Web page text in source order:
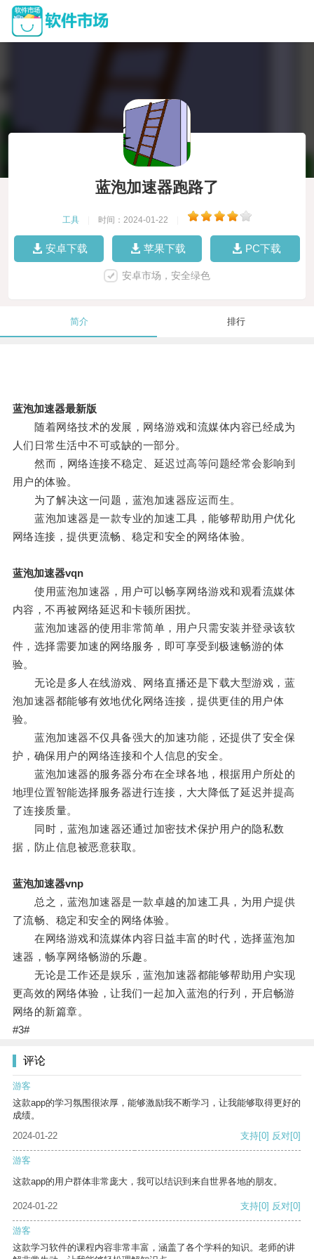
蓝泡加速器跑路了
工具 时间：2024-01-22
安卓下载 苹果下载 PC下载
安卓市场，安全绿色
简介 排行
蓝泡加速器最新版
随着网络技术的发展，网络游戏和流媒体内容已经成为
人们日常生活中不可或缺的一部分。
然而，网络连接不稳定、延迟过高等问题经常会影响到
用户的体验。
为了解决这一问题，蓝泡加速器应运而生。
蓝泡加速器是一款专业的加速工具，能够帮助用户优化
网络连接，提供更流畅、稳定和安全的网络体验。
蓝泡加速器vqn
使用蓝泡加速器，用户可以畅享网络游戏和观看流媒体
内容，不再被网络延迟和卡顿所困扰。
蓝泡加速器的使用非常简单，用户只需安装并登录该软
件，选择需要加速的网络服务，即可享受到极速畅游的体
验。
无论是多人在线游戏、网络直播还是下载大型游戏，蓝
泡加速器都能够有效地优化网络连接，提供更佳的用户体
验。
蓝泡加速器不仅具备强大的加速功能，还提供了安全保
护，确保用户的网络连接和个人信息的安全。
蓝泡加速器的服务器分布在全球各地，根据用户所处的
地理位置智能选择服务器进行连接，大大降低了延迟并提高
了连接质量。
同时，蓝泡加速器还通过加密技术保护用户的隐私数
据，防止信息被恶意获取。
蓝泡加速器vnp
总之，蓝泡加速器是一款卓越的加速工具，为用户提供
了流畅、稳定和安全的网络体验。
在网络游戏和流媒体内容日益丰富的时代，选择蓝泡加
速器，畅享网络畅游的乐趣。
无论是工作还是娱乐，蓝泡加速器都能够帮助用户实现
更高效的网络体验，让我们一起加入蓝泡的行列，开启畅游
网络的新篇章。
#3#
评论
游客
这款app的学习氛围很浓厚，能够激励我不断学习，让我能够取得更好的
成绩。
2024-01-22
支持[0] 反对[0]
游客
这款app的用户群体非常庞大，我可以结识到来自世界各地的朋友。
2024-01-22 支持[0] 反对[0]
游客
这款学习软件的课程内容非常丰富，涵盖了各个学科的知识。老师的讲